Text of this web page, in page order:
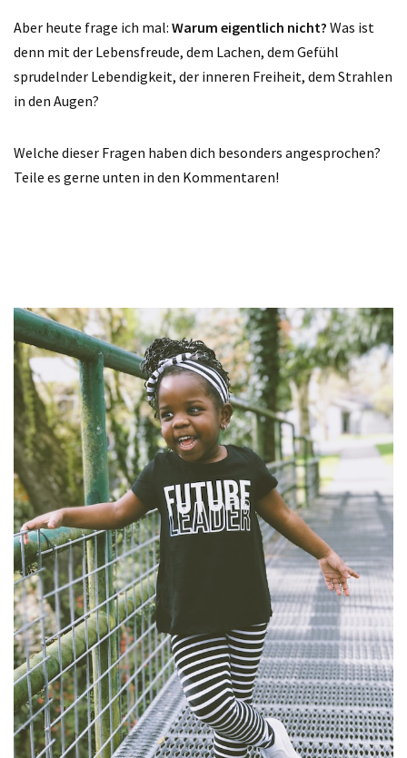
Aber heute frage ich mal: Warum eigentlich nicht? Was ist
denn mit der Lebensfreude, dem Lachen, dem Gefühl
sprudelnder Lebendigkeit, der inneren Freiheit, dem Strahlen
in den Augen?
Welche dieser Fragen haben dich besonders angesprochen?
Teile es gerne unten in den Kommentaren!